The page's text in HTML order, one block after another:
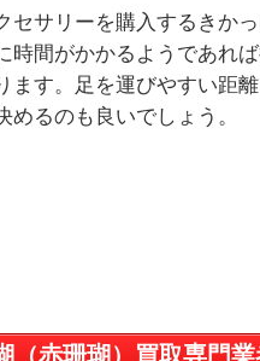
セサリーを購入するきか
時間がかかるようであれ
ます。足を運びやすい距
めるのも良いでしょう。
（赤珊瑚）買取専門